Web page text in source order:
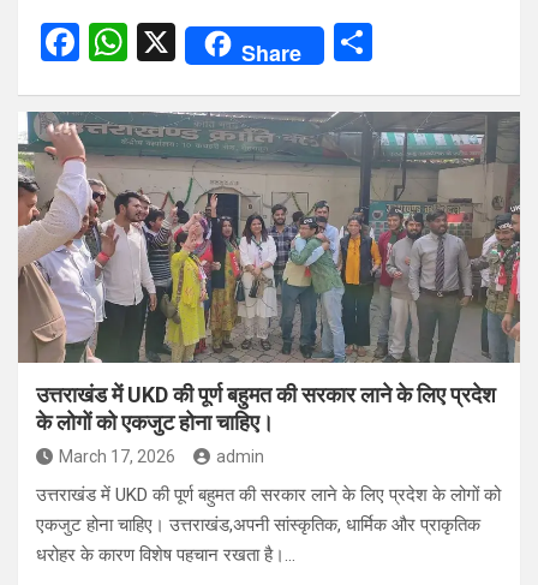
F
ce
b
o
o
k
W
at
s
A
p
p
X Share
ar
e
उत्तराखंड में UKD की पूर्ण बहुमत की सरकार लाने के लिए प्रदेश
के लोगों को एकजुट होना चाहिए।
March 17, 2026 admin
उत्तराखंड में UKD की पूर्ण बहुमत की सरकार लाने के लिए प्रदेश के लोगों को
एकजुट होना चाहिए। उत्तराखंड,अपनी सांस्कृतिक, धार्मिक और प्राकृतिक
धरोहर के कारण विशेष पहचान रखता है।…